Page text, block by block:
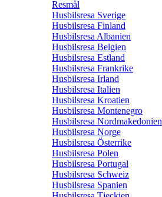
Resmål
Husbilsresa Sverige
Husbilsresa Finland
Husbilsresa Albanien
Husbilsresa Belgien
Husbilsresa Estland
Husbilsresa Frankrike
Husbilsresa Irland
Husbilsresa Italien
Husbilsresa Kroatien
Husbilsresa Montenegro
Husbilsresa Nordmakedonien
Husbilsresa Norge
Husbilsresa Österrike
Husbilsresa Polen
Husbilsresa Portugal
Husbilsresa Schweiz
Husbilsresa Spanien